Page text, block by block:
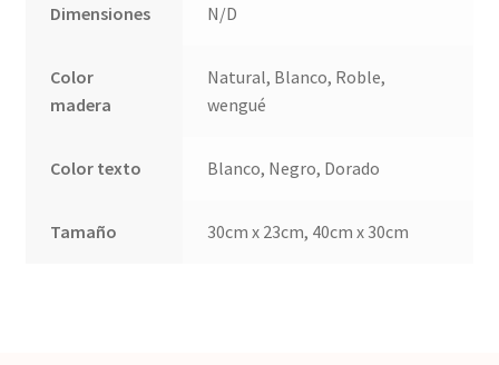
Dimensiones N/D
Color
madera
Natural, Blanco, Roble,
wengué
Color texto Blanco, Negro, Dorado
Tamaño 30cm x 23cm, 40cm x 30cm